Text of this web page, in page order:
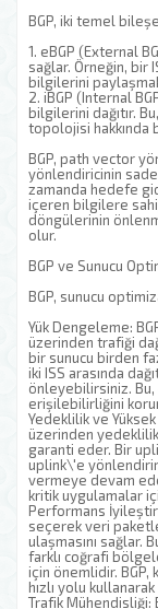
BGP, iki temel
1. eBGP (External
sağlar. Örneğin, bir
bilgilerini
2. iBGP (Internal
bilgilerini dağıtır.
topolojisi hakkında
BGP, path vector
yönlendiricinin
zamanda hedefe
içeren bilgilere
döngülerinin
olur.
BGP ve Sunucu
BGP, sunucu
Yük Dengeleme:
üzerinden trafiği
bir sunucu birden
iki ISS arasında
önleyebilirsiniz. Bu,
erişilebilirliğini
Yedeklilik ve
üzerinden
garanti eder. Bir
uplink\'e
vermeye devam
kritik uygulamalar
Performans
seçerek veri
ulaşmasını sağlar.
farklı coğrafi
için önemlidir. BGP,
hızlı yolu
Trafik Mühendisliği: